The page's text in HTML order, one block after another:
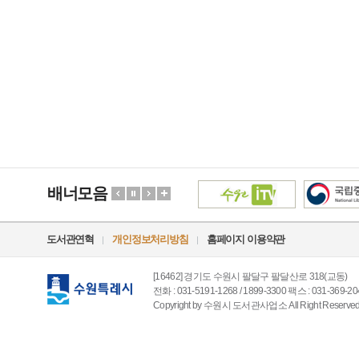
배너모음
도서관연혁 개인정보처리방침 홈페이지 이용약관
[16462] 경기도 수원시 팔달구 팔달산로 318(교동)
전화 : 031-5191-1268 / 1899-3300 팩스 : 031-369-
Copyright by 수원시 도서관사업소 All Right